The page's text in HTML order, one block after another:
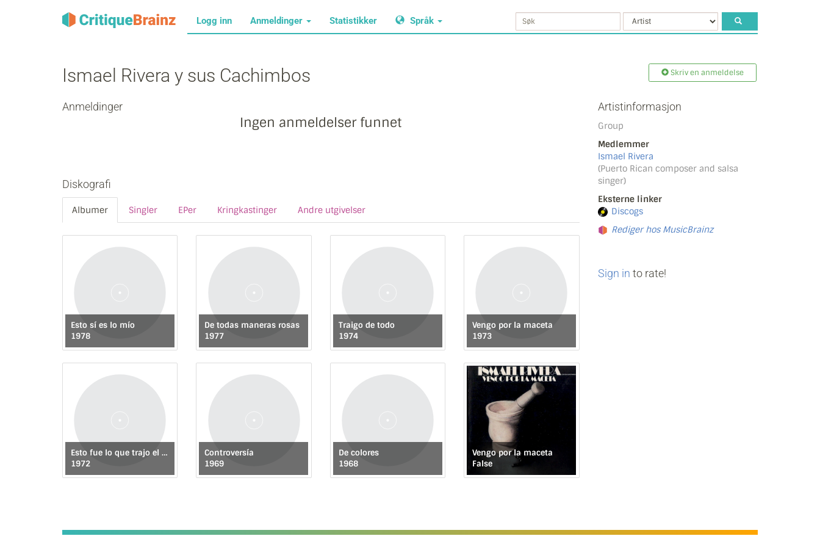
Logg inn Anmeldinger Statistikker Språk
Ismael Rivera y sus Cachimbos Skriv en anmeldelse
Anmeldinger
Ingen anmeldelser funnet
Diskografi
Albumer Singler EPer Kringkastinger Andre utgivelser
Esto sí es lo mío
1978
De todas maneras rosas
1977
Traigo de todo
1974
Vengo por la maceta
1973
Esto fue lo que trajo el barco
1972
Controversía
1969
De colores
1968
Vengo por la maceta
False
Artistinformasjon
Group
Medlemmer
Ismael Rivera
(Puerto Rican composer and salsa
singer)
Eksterne linker
Discogs
Rediger hos MusicBrainz
Sign in to rate!